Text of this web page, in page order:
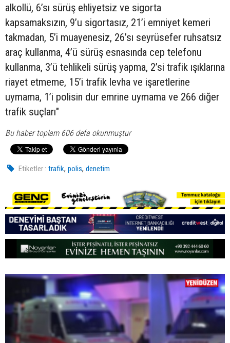
alkollü, 6’sı sürüş ehliyetsiz ve sigorta
kapsamaksızın, 9’u sigortasız, 21’i emniyet kemeri
takmadan, 5’i muayenesiz, 26’sı seyrüsefer ruhsatsız
araç kullanma, 4’ü sürüş esnasında cep telefonu
kullanma, 3’ü tehlikeli sürüş yapma, 2’si trafik ışıklarına
riayet etmeme, 15’i trafik levha ve işaretlerine
uymama, 1’i polisin dur emrine uymama ve 266 diğer
trafik suçları"
Bu haber toplam 606 defa okunmuştur
Etiketler : trafik,polis,denetim